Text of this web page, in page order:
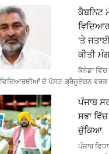
ਕੈਬਨਿਟ
‘ਤੇ
ਕੀਤੀ ਮੰਗ
ਕੈਨੇਡਾ
ਵਿਦਿਆਰਥੀਆਂ ਦੇ ਪੋਸਟ-ਗ੍ਰੈਜੂਏਸ਼ਨ
ਪੰਜਾਬ
ਸਭਾ
ਚੁੱਕਿਆ
ਪੰਜਾਬ